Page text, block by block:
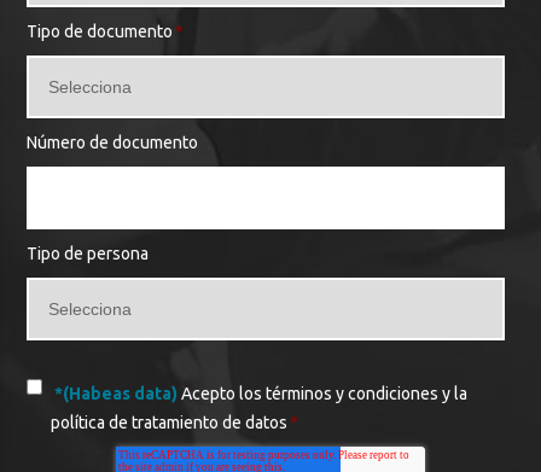
Tipo de documento *
Número de documento
Tipo de persona
*(Habeas data)Acepto los términos y condiciones y la
política de tratamiento de datos *